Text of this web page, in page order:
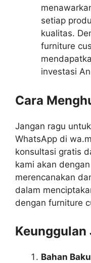
setiap
kualitas.
furniture
investasi
Cara
Jangan ragu
WhatsApp di
konsultasi gratis
kami akan
merencanakan
dalam
dengan furniture
Keunggulan
Bahan